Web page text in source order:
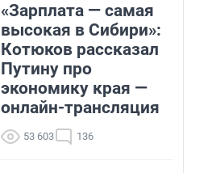
«Зарплата — самая
высокая в Сибири»:
Котюков рассказал
Путину про
экономику края —
онлайн-трансляция
53 603 136